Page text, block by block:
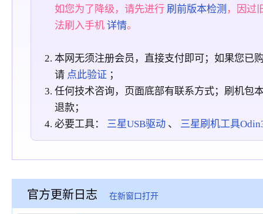
如您为了降级，请先进行 刷前版本检测 ，因过
法刷入手机详情。
本网无须注册会员，直接支付即可；如果您已
请 点此验证 ；
任何技术咨询，页面底部有联系方式；刷机包
退款；
必要工具： 三星USB驱动 、 三星刷机工具
官方更新日志 在新窗口打开